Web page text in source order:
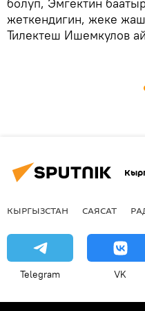
жеткендигин, жеке
Тилектеш Ишемкулов
КЫРГЫЗСТАН САЯСАТ
Telegram VK